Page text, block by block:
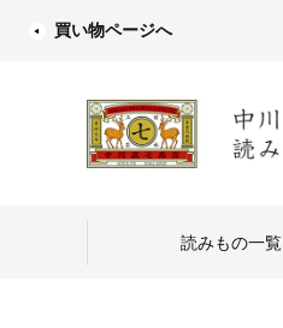
買い物ページへ
読みもの一覧